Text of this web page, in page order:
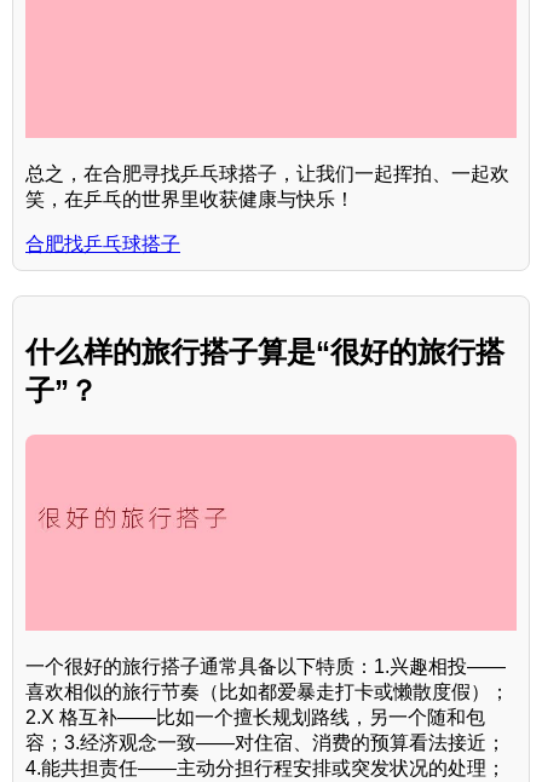
总之，在合肥寻找乒乓球搭子，让我们一起挥拍、一起欢
笑，在乒乓的世界里收获健康与快乐！
合肥找乒乓球搭子
什么样的旅行搭子算是“很好的旅行搭
子”？
一个很好的旅行搭子通常具备以下特质：1.兴趣相投——
喜欢相似的旅行节奏（比如都爱暴走打卡或懒散度假）；
2.X 格互补——比如一个擅长规划路线，另一个随和包
容；3.经济观念一致——对住宿、消费的预算看法接近；
4.能共担责任——主动分担行程安排或突发状况的处理；